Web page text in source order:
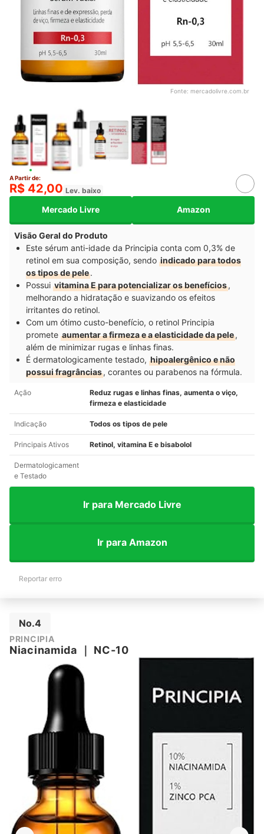
Fonte: mercadolivre.com.br
A Partir de:
R$ 42,00 Lev. baixo
Mercado Livre Amazon
Visão Geral do Produto
Este sérum anti-idade da Principia conta com 0,3% de
retinol em sua composição, sendo indicado para todos
os tipos de pele.
Possui vitamina E para potencializar os benefícios,
melhorando a hidratação e suavizando os efeitos
irritantes do retinol.
Com um ótimo custo-benefício, o retinol Principia
promete aumentar a firmeza e a elasticidade da pele,
além de minimizar rugas e linhas finas.
É dermatologicamente testado, hipoalergênico e não
possui fragrâncias, corantes ou parabenos na fórmula.
Ação
Reduz rugas e linhas finas, aumenta o viço,
firmeza e elasticidade
Indicação Todos os tipos de pele
Principais Ativos Retinol, vitamina E e bisabolol
Dermatologicament
e Testado
Ir para Mercado Livre
Ir para Amazon
Reportar erro
No.4
PRINCIPIA
Niacinamida NC-10